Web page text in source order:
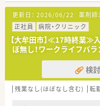
更新日： 2026/06/22 薬剤師
正社員
病院・クリニック
【大牟田市】≪17時終業≫
ぼ無し！ワークライフバ
検
残業なし(ほぼなし含む) 転